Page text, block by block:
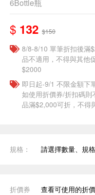
6Bottle瓶
$ 132 $150
8/8-8/10 單筆折扣後滿
品不適用，不得與其他
$2000
即日起-9/1 不限金額下
如使用折價券/折扣碼
品滿$2,000可折，不得
規格： 請選擇數量、規格
折價券 查看可使用的折